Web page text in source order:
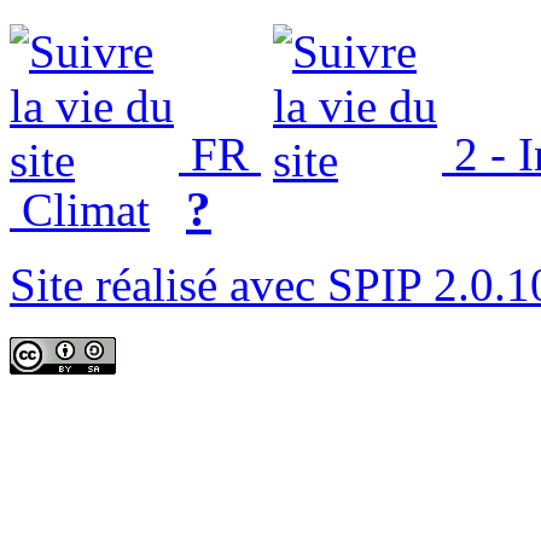
FR
2 -
Climat
?
Site réalisé avec SPIP